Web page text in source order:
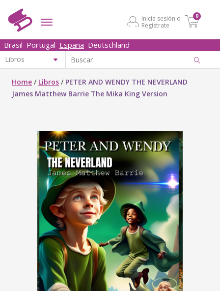
Inicia sesión o
Regístrate
0
Brasil Portugal España Deutschland
Home / Libros / PETER AND WENDY THE NEVERLAND
James Matthew Barrie The Mika King Version